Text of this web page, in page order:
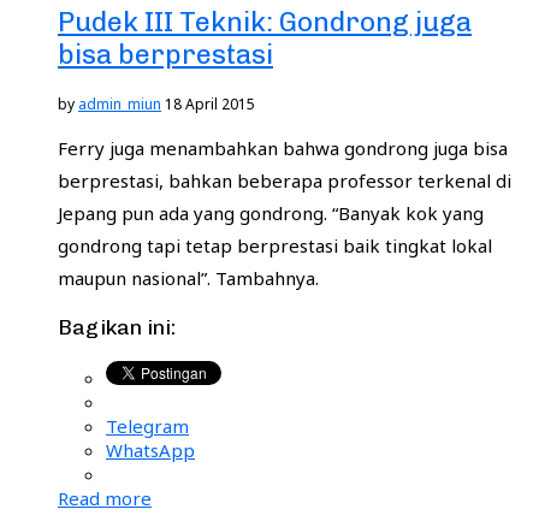
Pudek III Teknik: Gondrong juga
bisa berprestasi
by admin_miun 18 April 2015
Ferry juga menambahkan bahwa gondrong juga bisa
berprestasi, bahkan beberapa professor terkenal di
Jepang pun ada yang gondrong. “Banyak kok yang
gondrong tapi tetap berprestasi baik tingkat lokal
maupun nasional”. Tambahnya.
Bagikan ini:
Telegram
WhatsApp
Read more